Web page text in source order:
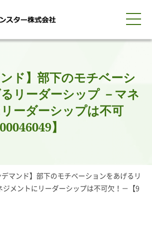
0120-259-440
ENGLISH
ンド】部下のモチベーシ
リーダーシップ －マネ
ーダーシップは不可
】
デマンド】部下のモチベーションをあげるリ
ジメントにリーダーシップは不可欠！－【9